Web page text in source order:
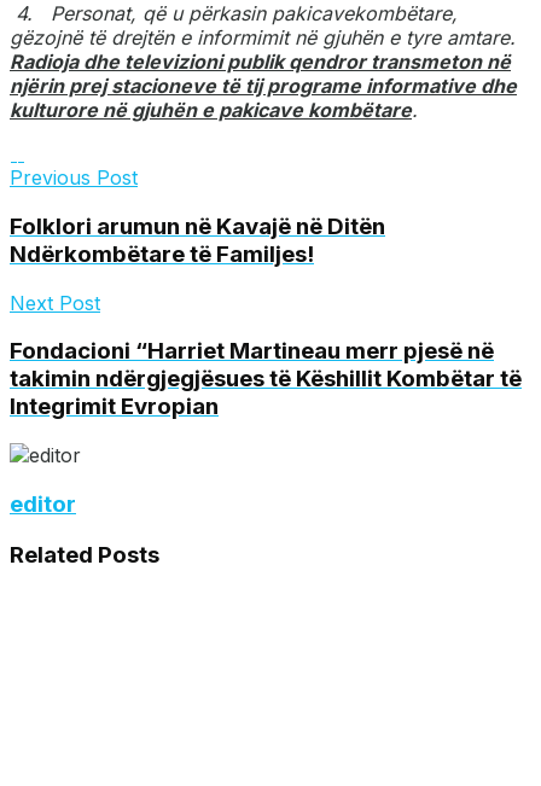
4. Personat, që u përkasin pakicavekombëtare,
gëzojnë të drejtën e informimit në gjuhën e tyre amtare.
Radioja dhe televizioni publik qendror transmeton në
njërin prej stacioneve të tij programe informative dhe
kulturore në gjuhën e pakicave kombëtare.
Previous Post
Folklori arumun në Kavajë në Ditën
Ndërkombëtare të Familjes!
Next Post
Fondacioni “Harriet Martineau merr pjesë në
takimin ndërgjegjësues të Këshillit Kombëtar të
Integrimit Evropian
editor
Related Posts